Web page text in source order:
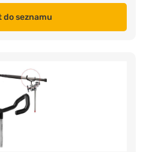
do seznamu